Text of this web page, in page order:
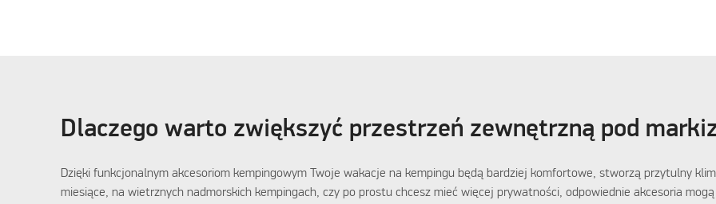
Dlaczego warto zwiększyć przestrzeń zewnętrzną pod
Dzięki funkcjonalnym akcesoriom kempingowym Twoje wakacje na kempingu będą bardziej komfortowe, stworzą przytulny
miesiące, na wietrznych nadmorskich kempingach, czy po prostu chcesz mieć więcej prywatności, odpowiednie akcesoria